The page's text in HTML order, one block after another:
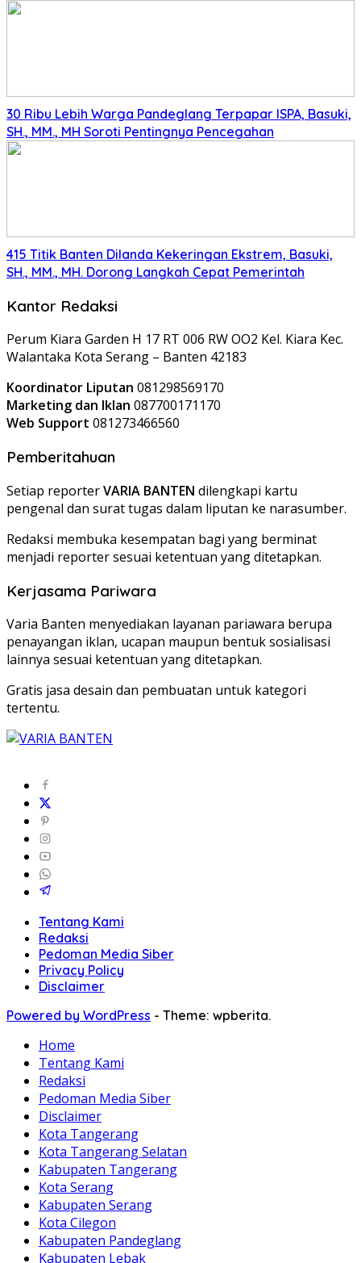
30 Ribu Lebih Warga Pandeglang Terpapar ISPA, Basuki,
SH., MM., MH Soroti Pentingnya Pencegahan
415 Titik Banten Dilanda Kekeringan Ekstrem, Basuki,
SH., MM., MH. Dorong Langkah Cepat Pemerintah
Kantor Redaksi
Perum Kiara Garden H 17 RT 006 RW OO2 Kel. Kiara Kec.
Walantaka Kota Serang – Banten 42183
Koordinator Liputan 081298569170
Marketing dan Iklan 087700171170
Web Support 081273466560
Pemberitahuan
Setiap reporterVARIA BANTEN dilengkapi kartu
pengenal dan surat tugas dalam liputan ke narasumber.
Redaksi membuka kesempatan bagi yang berminat
menjadi reporter sesuai ketentuan yang ditetapkan.
Kerjasama Pariwara
Varia Banten menyediakan layanan pariawara berupa
penayangan iklan, ucapan maupun bentuk sosialisasi
lainnya sesuai ketentuan yang ditetapkan.
Gratis jasa desain dan pembuatan untuk kategori
tertentu.
Tentang Kami
Redaksi
Pedoman Media Siber
Privacy Policy
Disclaimer
Powered by WordPress - Theme: wpberita.
Home
Tentang Kami
Redaksi
Pedoman Media Siber
Disclaimer
Kota Tangerang
Kota Tangerang Selatan
Kabupaten Tangerang
Kota Serang
Kabupaten Serang
Kota Cilegon
Kabupaten Pandeglang
Kabupaten Lebak